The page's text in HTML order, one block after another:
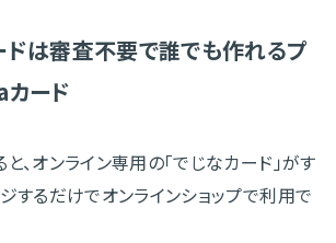
は審査不要で誰でも作れるプ
カード
、オンライン専用の「でじなカード」がす
するだけでオンラインショップで利用で